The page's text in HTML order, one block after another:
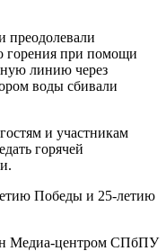
преодолевали
горения при помощи
линию через
воды сбивали
и участникам
горячей
Победы и 25-летию
Медиа-центром СПбПУ